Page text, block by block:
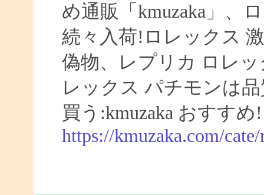
め通販「kmuzaka」、
続々入荷!ロレックス
偽物、レプリカ ロレ
レックス パチモンは
買う:kmuzaka おすすめ!
https://kmuzaka.com/